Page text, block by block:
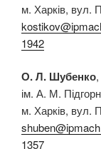
м. Харків, вул.
1942
О. Л. Шубенко
ім. А. М.
м. Харків, вул.
1357